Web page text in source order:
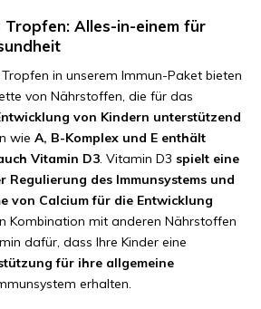
Tropfen: Alles-in-einem für
in unserem Immun-Paket bieten
von Nährstoffen, die für das
von Kindern unterstützend
wie A, B-Komplex und E enthält
Vitamin D3. Vitamin D3 spielt eine
Regulierung des Immunsystems und
von Calcium für die Entwicklung
Kombination mit anderen Nährstoffen
dafür, dass Ihre Kinder eine
für ihre allgemeine
erhalten.